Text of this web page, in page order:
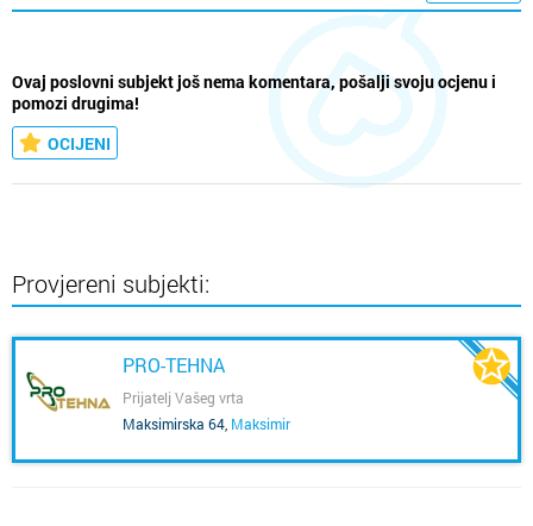
Ovaj poslovni subjekt još nema komentara, pošalji svoju ocjenu i
pomozi drugima!
OCIJENI
Provjereni subjekti:
PRO-TEHNA
Prijatelj Vašeg vrta
Maksimirska 64 Maksimir